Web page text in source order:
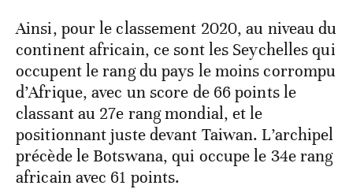
Ainsi, pour le classement 2020, au niveau du
continent africain, ce sont les Seychelles qui
occupent le rang du pays le moins corrompu
d’Afrique, avec un score de 66 points le
classant au 27e rang mondial, et le
positionnant juste devant Taiwan. L’archipel
précède le Botswana, qui occupe le 34e rang
africain avec 61 points.